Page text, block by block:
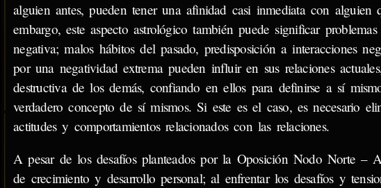
alguien antes, pueden tener una afinidad casi inmediata con
embargo, este aspecto astrológico también puede significar
negativa; malos hábitos del pasado, predisposición a interacciones
por una negatividad extrema pueden influir en sus relaciones
destructiva de los demás, confiando en ellos para definirse a sí
verdadero concepto de sí mismos. Si este es el caso, es necesario
actitudes y comportamientos relacionados con las relaciones.
A pesar de los desafíos planteados por la Oposición Nodo Norte –
de crecimiento y desarrollo personal; al enfrentar los desafíos y